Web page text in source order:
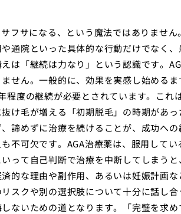
フサになる、という魔法ではありません
通院といった具体的な行動だけでなく
は「継続は力なり」という認識です。
せん。一般的に、効果を実感し始める
度の継続が必要とされています。これ
け毛が増える「初期脱毛」の時期があ
諦めずに治療を続けることが、成功への
不可欠です。AGA治療薬は、服用して
って自己判断で治療を中断してしまう
的な理由や副作用、あるいは妊娠計画な
スクや別の選択肢について十分に話し合
ないための道となります。「完璧を求め